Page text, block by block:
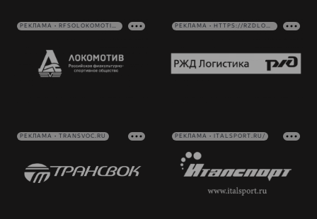
РЕКЛАМА • RFSOLOKOMOTIV.RU РЕКЛАМА • HTTPS://RZDLOG.RU/
РЕКЛАМА • TRANSVOC.RU РЕКЛАМА • ITALSPORT.RU/